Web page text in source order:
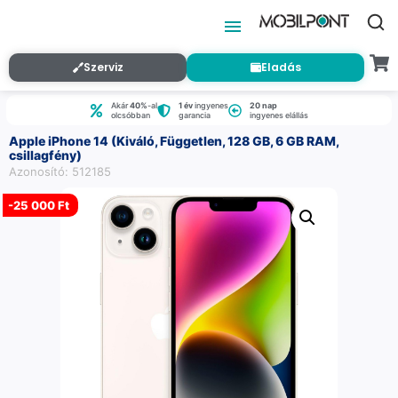
Szerviz Eladás
Akár40%-al
olcsóbban
1 évingyenes
garancia
20 nap
ingyenes elállás
Apple iPhone 14 (Kiváló, Független, 128 GB, 6 GB RAM,
csillagfény)
Azonosító: 512185
-25 000 Ft